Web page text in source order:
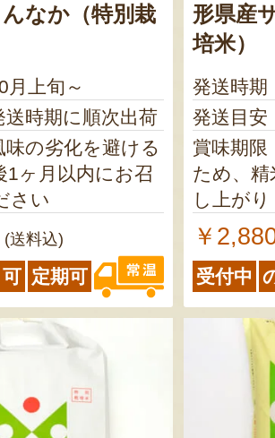
なか（特別栽
月上旬～
送時期に順次出荷
味の劣化を避ける
1ヶ月以内にお召
さい
(送料込)
定期可
形県産
培米）
発送時期
発送目安
賞味期限
ため、
し上が
￥
受付中